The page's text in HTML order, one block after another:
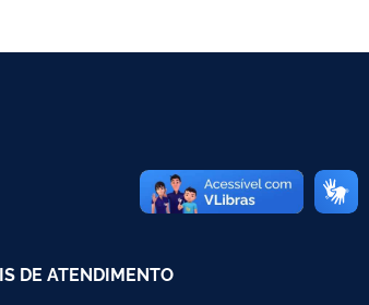
DE ATENDIMENTO